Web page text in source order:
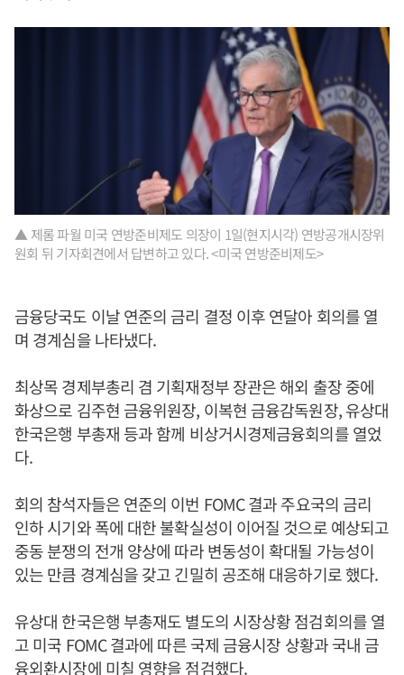
▲ 제롬 파월 미국 연방준비제도 의장이 1일(현지시각) 연방공개시장위
원회 뒤 기자회견에서 답변하고 있다. <미국 연방준비제도>
금융당국도 이날 연준의 금리 결정 이후 연달아 회의를 열
며 경계심을 나타냈다.
최상목 경제부총리 겸 기획재정부 장관은 해외 출장 중에
화상으로 김주현 금융위원장, 이복현 금융감독원장, 유상대
한국은행 부총재 등과 함께 비상거시경제금융회의를 열었
다.
회의 참석자들은 연준의 이번 FOMC 결과 주요국의 금리
인하 시기와 폭에 대한 불확실성이 이어질 것으로 예상되고
중동 분쟁의 전개 양상에 따라 변동성이 확대될 가능성이
있는 만큼 경계심을 갖고 긴밀히 공조해 대응하기로 했다.
유상대 한국은행 부총재도 별도의 시장상황 점검회의를 열
고 미국 FOMC 결과에 따른 국제 금융시장 상황과 국내 금
융외환시장에 미칠 영향을 점검했다.